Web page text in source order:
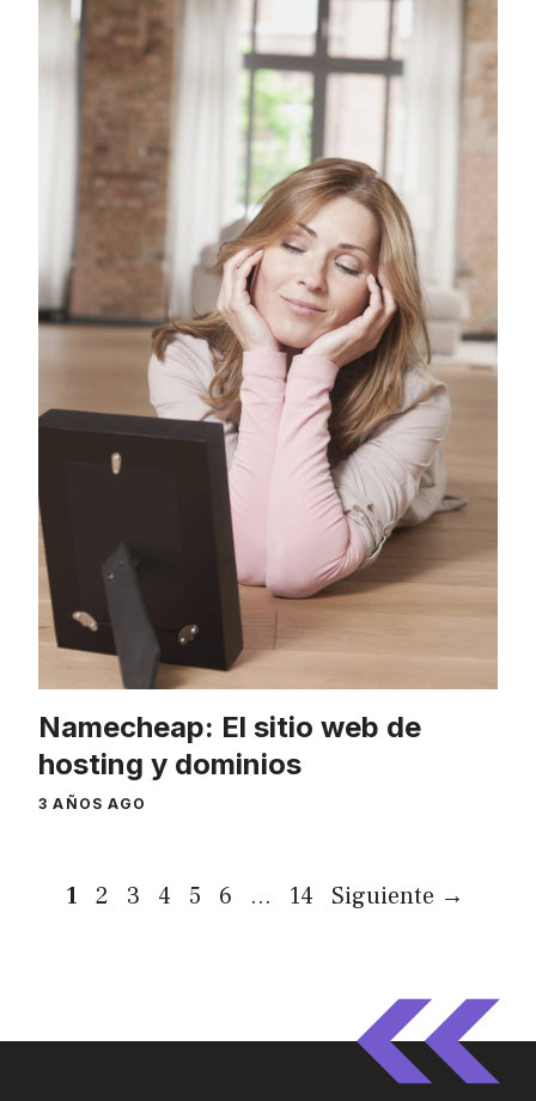
Namecheap: El sitio web de
hosting y dominios
3 AÑOS AGO
Página
1 Página
2 Página
3 Página
4 Página
5 Página
6 … Página
14 Siguiente →